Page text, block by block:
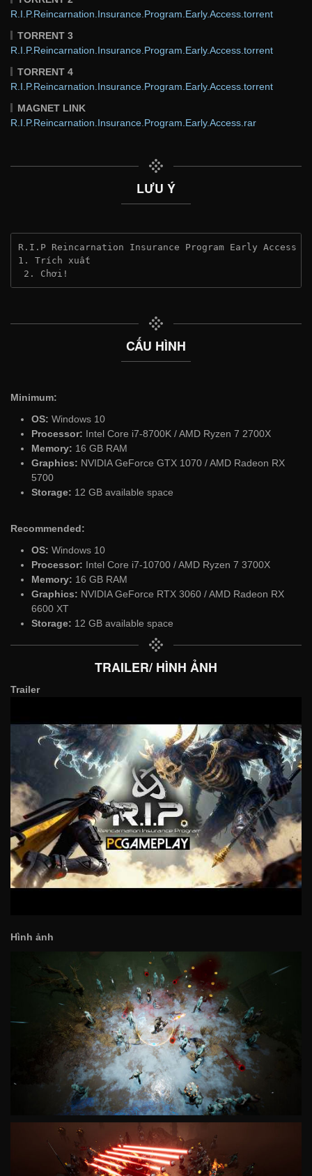
R.I.P.Reincarnation.Insurance.Program.Early.Access.torrent
TORRENT 3
R.I.P.Reincarnation.Insurance.Program.Early.Access.torrent
TORRENT 4
R.I.P.Reincarnation.Insurance.Program.Early.Access.torrent
MAGNET LINK
R.I.P.Reincarnation.Insurance.Program.Early.Access.rar
LƯU Ý
R.I.P Reincarnation Insurance Program Early Access
1. Trích xuất
2. Chơi!
CẤU HÌNH
Minimum:
OS: Windows 10
Processor: Intel Core i7-8700K / AMD Ryzen 7 2700X
Memory: 16 GB RAM
Graphics: NVIDIA GeForce GTX 1070 / AMD Radeon RX
5700
Storage: 12 GB available space
Recommended:
OS: Windows 10
Processor: Intel Core i7-10700 / AMD Ryzen 7 3700X
Memory: 16 GB RAM
Graphics: NVIDIA GeForce RTX 3060 / AMD Radeon RX
6600 XT
Storage: 12 GB available space
TRAILER/ HÌNH ẢNH
Trailer
Hình ảnh